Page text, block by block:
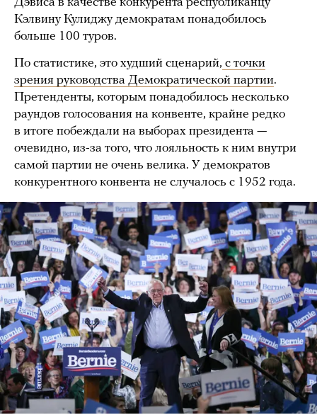
Кэлвину Кулиджу демократам понадобилось
больше 100 туров.
По статистике, это худший сценарий, с точки
зрения руководства Демократической партии.
Претенденты, которым понадобилось несколько
раундов голосования на конвенте, крайне редко
в итоге побеждали на выборах президента —
очевидно, из-за того, что лояльность к ним внутри
самой партии не очень велика. У демократов
конкурентного конвента не случалось с 1952 года.